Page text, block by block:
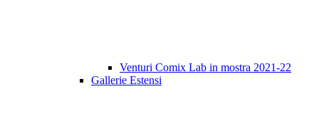
Venturi Comix Lab in mostra 2021-22
Gallerie Estensi